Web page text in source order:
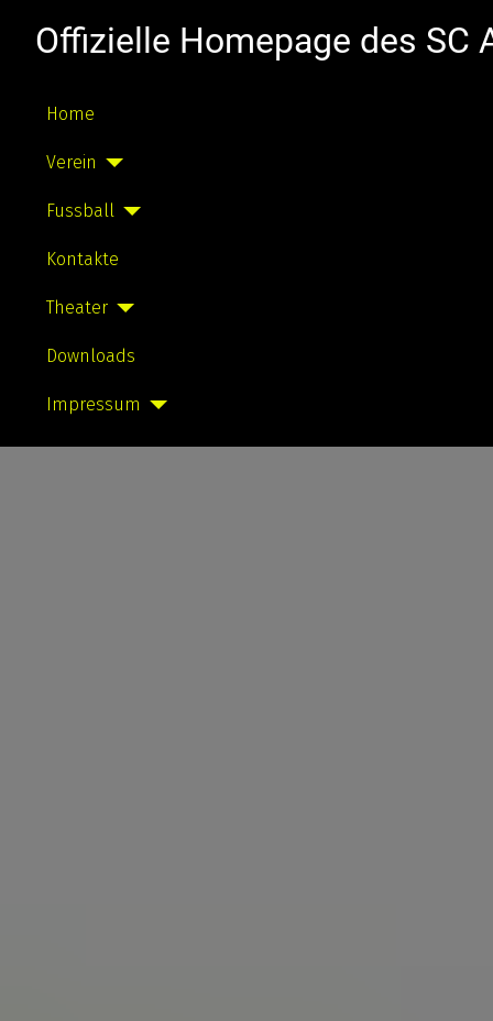
Offizielle Homepage des SC
Home
Verein
Fussball
Kontakte
Theater
Downloads
Impressum